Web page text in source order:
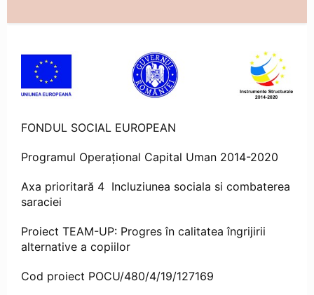
FONDUL SOCIAL EUROPEAN
Programul Operaţional Capital Uman 2014-2020
Axa prioritară 4 Incluziunea sociala si combaterea
saraciei
Proiect TEAM-UP: Progres în calitatea îngrijirii
alternative a copiilor
Cod proiect POCU/480/4/19/127169